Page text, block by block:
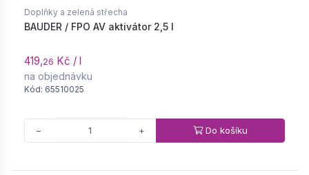
Doplňky a zelená střecha
BAUDER / FPO AV aktivátor 2,5 l
419,26 Kč / l
na objednávku
Kód: 65510025
− + Do košíku